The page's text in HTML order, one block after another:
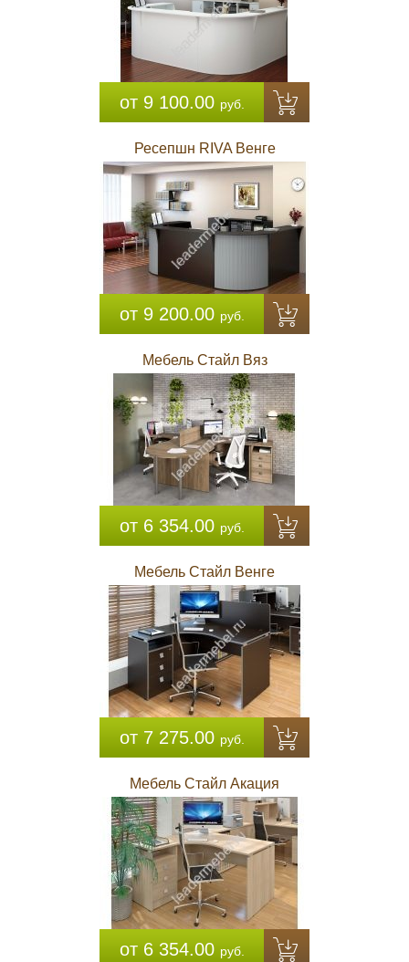
от 9 100.00 руб.
Ресепшн RIVA Венге
от 9 200.00 руб.
Мебель Стайл Вяз
от 6 354.00 руб.
Мебель Стайл Венге
от 7 275.00 руб.
Мебель Стайл Акация
от 6 354.00 руб.